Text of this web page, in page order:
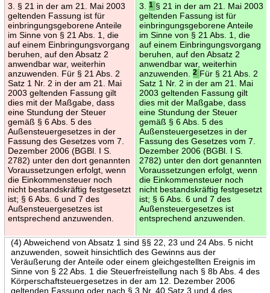
3. § 21 in der am 21. Mai 2003
geltenden Fassung ist für
einbringungsgeborene Anteile
im Sinne von § 21 Abs. 1, die
auf einem Einbringungsvorgang
beruhen, auf den Absatz 2
anwendbar war, weiterhin
anzuwenden. Für § 21 Abs. 2
Satz 1 Nr. 2 in der am 21. Mai
2003 geltenden Fassung gilt
dies mit der Maßgabe, dass
eine Stundung der Steuer
gemäß § 6 Abs. 5 des
Außensteuergesetzes in der
Fassung des Gesetzes vom 7.
Dezember 2006 (BGBl. I S.
2782) unter den dort genannten
Voraussetzungen erfolgt, wenn
die Einkommensteuer noch
nicht bestandskräftig festgesetzt
ist; § 6 Abs. 6 und 7 des
Außensteuergesetzes ist
entsprechend anzuwenden.
3. 1 § 21 in der am 21. Mai 2003
geltenden Fassung ist für
einbringungsgeborene Anteile
im Sinne von § 21 Abs. 1, die
auf einem Einbringungsvorgang
beruhen, auf den Absatz 2
anwendbar war, weiterhin
anzuwenden.
2 Für § 21 Abs. 2
Satz 1 Nr. 2 in der am 21. Mai
2003 geltenden Fassung gilt
dies mit der Maßgabe, dass
eine Stundung der Steuer
gemäß § 6 Abs. 5 des
Außensteuergesetzes in der
Fassung des Gesetzes vom 7.
Dezember 2006 (BGBl. I S.
2782) unter den dort genannten
Voraussetzungen erfolgt, wenn
die Einkommensteuer noch
nicht bestandskräftig festgesetzt
ist; § 6 Abs. 6 und 7 des
Außensteuergesetzes ist
entsprechend anzuwenden.
(4) Abweichend von Absatz 1 sind §§ 22, 23 und 24 Abs. 5 nicht
anzuwenden, soweit hinsichtlich des Gewinns aus der
Veräußerung der Anteile oder einem gleichgestellten Ereignis im
Sinne von § 22 Abs. 1 die Steuerfreistellung nach § 8b Abs. 4 des
Körperschaftsteuergesetzes in der am 12. Dezember 2006
geltenden Fassung oder nach § 3 Nr. 40 Satz 3 und 4 des